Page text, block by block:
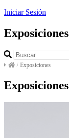
Iniciar Sesión
Exposiciones
/ Exposiciones
Exposiciones